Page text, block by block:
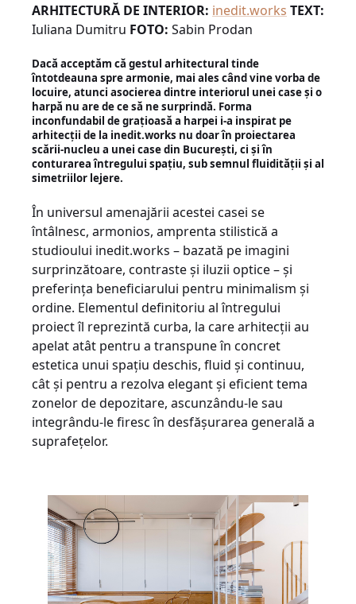
ARHITECTURĂ DE INTERIOR: inedit.works TEXT:
Iuliana Dumitru FOTO: Sabin Prodan
Dacă acceptăm că gestul arhitectural tinde
întotdeauna spre armonie, mai ales când vine vorba de
locuire, atunci asocierea dintre interiorul unei case și o
harpă nu are de ce să ne surprindă. Forma
inconfundabil de grațioasă a harpei i-a inspirat pe
arhitecții de la inedit.works nu doar în proiectarea
scării-nucleu a unei case din București, ci și în
conturarea întregului spațiu, sub semnul fluidității și al
simetriilor lejere.
În universul amenajării acestei casei se
întâlnesc, armonios, amprenta stilistică a
studioului inedit.works – bazată pe imagini
surprinzătoare, contraste și iluzii optice – și
preferința beneficiarului pentru minimalism și
ordine. Elementul definitoriu al întregului
proiect îl reprezintă curba, la care arhitecții au
apelat atât pentru a transpune în concret
estetica unui spațiu deschis, fluid și continuu,
cât și pentru a rezolva elegant și eficient tema
zonelor de depozitare, ascunzându-le sau
integrându-le firesc în desfășurarea generală a
suprafețelor.